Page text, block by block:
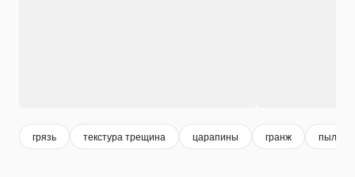
грязь текстура трещина царапины гранж пыль